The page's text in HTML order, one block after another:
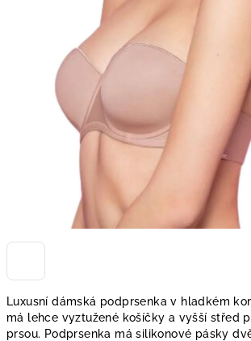
Luxusní dámská podprsenka v hladkém
má lehce vyztužené košíčky a vyšší střed
prsou. Podprsenka má silikonové pásky